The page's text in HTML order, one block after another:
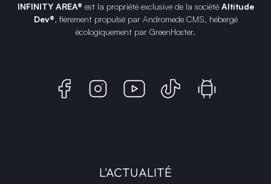
INFINITY AREA® est la propriété exclusive de la société Altitude
Dev®, fièrement propulsé par Andromede CMS, hébergé
écologiquement par GreenHoster.
L'ACTUALITÉ